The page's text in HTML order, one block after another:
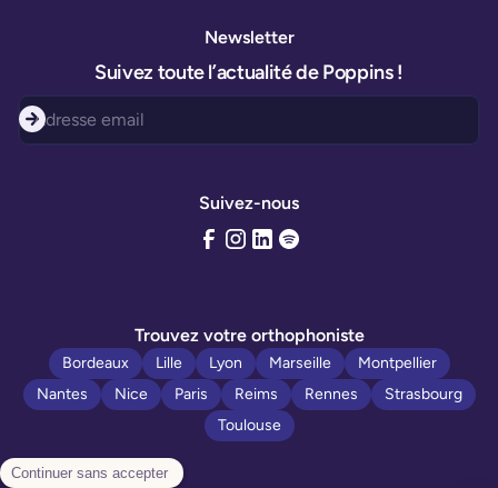
Suivez-nous
Newsletter
Suivez toute l’actualité de Poppins !
Trouvez votre orthophoniste
Bordeaux Lille Lyon Marseille
Montpellier
Nantes
Nice Paris Reims Rennes
Strasbourg
Toulouse